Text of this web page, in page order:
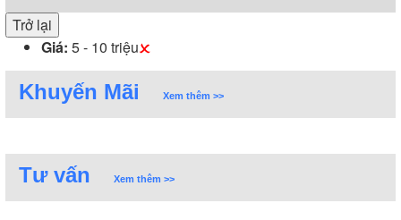
Trở lại
Giá: 5 - 10 triệu
Khuyến Mãi Xem thêm >>
Tư vấn Xem thêm >>